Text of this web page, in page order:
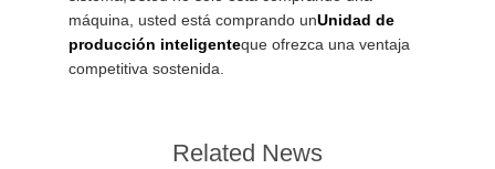
máquina, usted está comprando unUnidad de
producción inteligenteque ofrezca una ventaja
competitiva sostenida.
Related News